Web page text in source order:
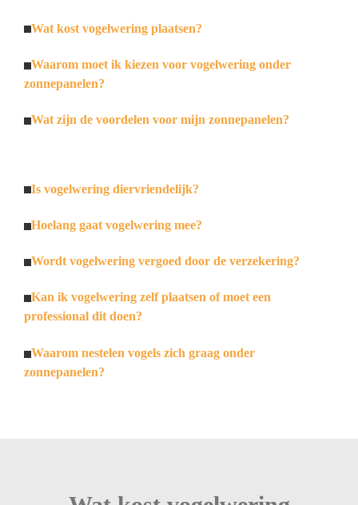
Wat kost vogelwering plaatsen?
Waarom moet ik kiezen voor vogelwering onder
zonnepanelen?
Wat zijn de voordelen voor mijn zonnepanelen?
Is vogelwering diervriendelijk?
Hoelang gaat vogelwering mee?
Wordt vogelwering vergoed door de verzekering?
Kan ik vogelwering zelf plaatsen of moet een
professional dit doen?
Waarom nestelen vogels zich graag onder
zonnepanelen?